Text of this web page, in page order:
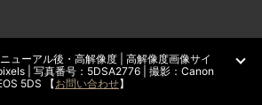
ューアル後・高解像度 | 高解像度画像サイ
| 写真番号：5DSA2776 | 撮影：Canon
5DS 【お問い合わせ】